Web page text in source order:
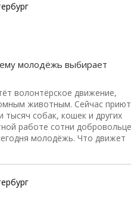
молодёжь выбирает
волонтёрское движение,
животным. Сейчас
тысяч собак, кошек и других
работе сотни
молодёжь. Что движет